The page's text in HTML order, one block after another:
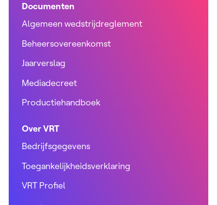
Documenten
Algemeen wedstrijdreglement
Beheersovereenkomst
Jaarverslag
Mediadecreet
Productiehandboek
Over VRT
Bedrijfsgegevens
Toegankelijkheidsverklaring
VRT Profiel